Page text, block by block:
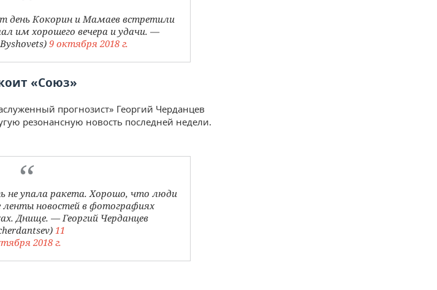
день Кокорин и Мамаев встретили
им хорошего вечера и удачи. —
9 октября 2018 г.
«Союз»
прогнозист» Георгий Черданцев
резонансную новость последней недели.
не упала ракета. Хорошо, что люди
ленты новостей в фотографиях
Днище. — Георгий Черданцев
11
2018 г.